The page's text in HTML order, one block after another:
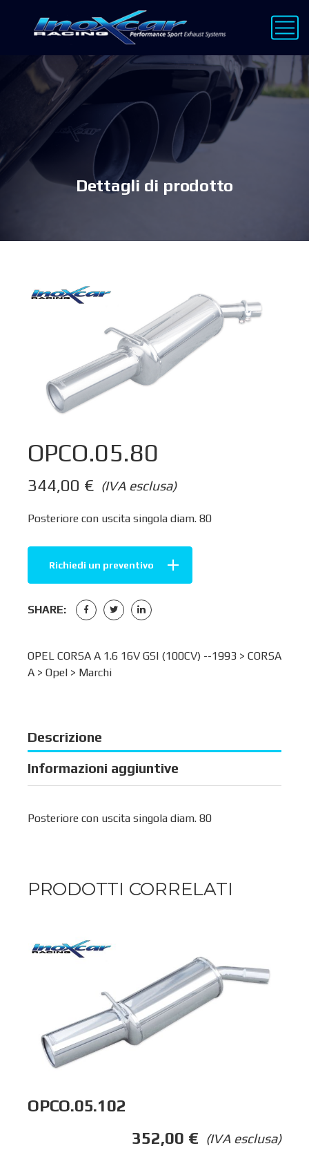
Dettagli di prodotto
OPCO.05.80
(IVA esclusa)
344,00 €
Posteriore con uscita singola diam. 80
Richiedi un preventivo
SHARE:
OPEL CORSA A 1.6 16V GSI (100CV) --1993 > CORSA
A > Opel > Marchi
Descrizione
Informazioni aggiuntive
Posteriore con uscita singola diam. 80
PRODOTTI CORRELATI
OPCO.05.102
(IVA esclusa)
352,00 €